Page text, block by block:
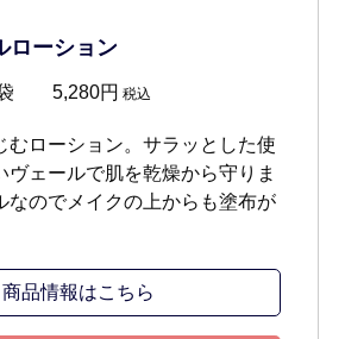
ローション
袋 5,280円 税込
むローション。サラッとした使
ヴェールで肌を乾燥から守りま
なのでメイクの上からも塗布が
商品情報はこちら